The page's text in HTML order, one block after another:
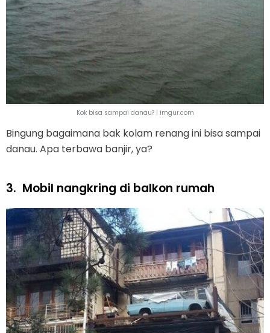
Kok bisa sampai danau? | imgur.com
Bingung bagaimana bak kolam renang ini bisa sampai
danau. Apa terbawa banjir, ya?
3. Mobil nangkring di balkon rumah